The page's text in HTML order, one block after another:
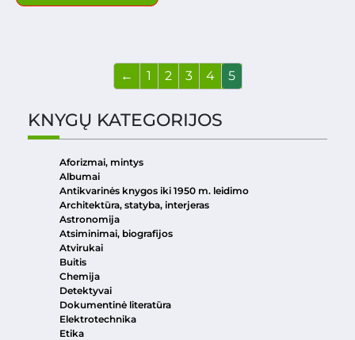
← 1 2 3 4 5
KNYGŲ KATEGORIJOS
Aforizmai, mintys
Albumai
Antikvarinės knygos iki 1950 m. leidimo
Architektūra, statyba, interjeras
Astronomija
Atsiminimai, biografijos
Atvirukai
Buitis
Chemija
Detektyvai
Dokumentinė literatūra
Elektrotechnika
Etika